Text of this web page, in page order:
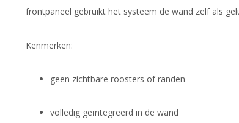
frontpaneel gebruikt het systeem de wand zelf als
Kenmerken:
geen zichtbare roosters of randen
volledig geïntegreerd in de wand